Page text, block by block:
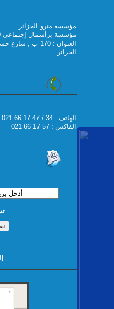
مؤسسة مترو الجزائر
مؤسسة برأسمال إجتماعي 380.000.000 دج
العنوان : 170 ب ,
الجزائر
021 66 17 47 / 34 : الهاتف
الفاكس : 57 17 66 021